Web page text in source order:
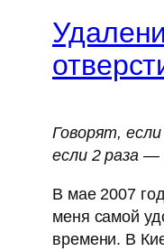
Говорят,
если 2 раза —
В мае 2007
меня самой
времени. В